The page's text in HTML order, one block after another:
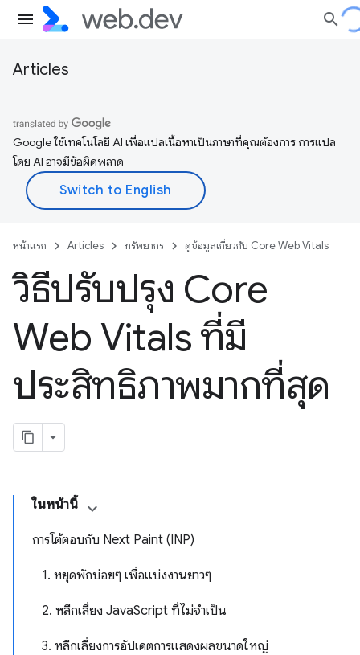
Articles
Google ใช้เทคโนโลยี AI เพื่อแปลเนื้อหาเป็นภาษาที่คุณต้องการ การแปล
โดย AI อาจมีข้อผิดพลาด
หน้าแรก Articles ทรัพยากร ดูข้อมูลเกี่ยวกับ Core Web Vitals
วิธีปรับปรุง Core
Web Vitals ที่มี
ประสิทธิภาพมากที่สุด
ในหน้านี้
การโต้ตอบกับ Next Paint (INP)
1. หยุดพักบ่อยๆ เพื่อแบ่งงานยาวๆ
2. หลีกเลี่ยง JavaScript ที่ไม่จําเป็น
3. หลีกเลี่ยงการอัปเดตการแสดงผลขนาดใหญ่